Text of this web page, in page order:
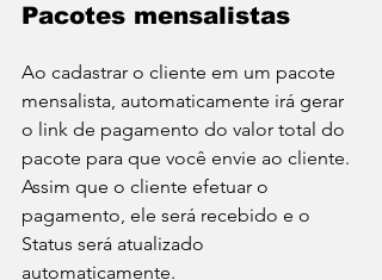
Pacotes mensalistas
Ao cadastrar o cliente em um pacote
mensalista, automaticamente irá gerar
o link de pagamento do valor total do
pacote para que você envie ao cliente.
Assim que o cliente efetuar o
pagamento, ele será recebido e o
Status será atualizado
automaticamente.